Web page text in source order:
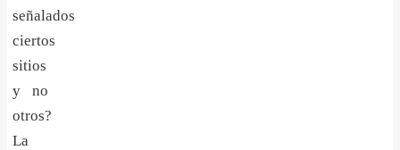
señalados
ciertos
sitios
y no
otros?
La